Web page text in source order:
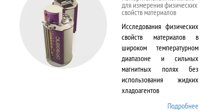
для измерения физических
свойств материалов
Исследования физических
свойств материалов в
широком температурном
диапазоне и сильных
магнитных полях без
использования жидких
хладоагентов
Подробнее